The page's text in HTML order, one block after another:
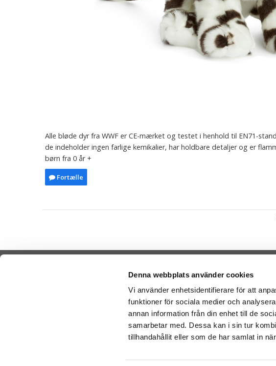
Denna webbplats använder cookies
Vi använder enhetsidentifierare för att
funktioner för sociala medier och
annan information från din enhet till de
samarbetar med. Dessa kan i sin tur
tillhandahållit eller som de har samlat in
Alle bløde dyr fra WWF er CE-mærket og testet i henhold til EN71-
de indeholder ingen farlige kemikalier, har holdbare detaljer og er
børn fra 0 år +
Fortælle
Sende Bamser til:
-Nalleriet.se
-GetaTeddy.fi
- GetaTeddy.dk